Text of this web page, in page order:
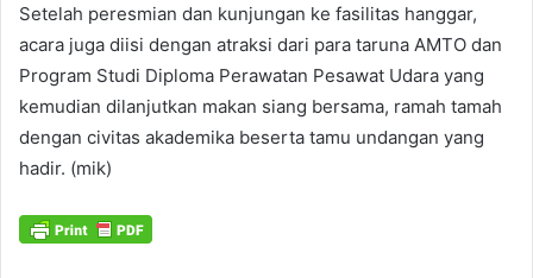
Setelah peresmian dan kunjungan ke fasilitas hanggar,
acara juga diisi dengan atraksi dari para taruna AMTO dan
Program Studi Diploma Perawatan Pesawat Udara yang
kemudian dilanjutkan makan siang bersama, ramah tamah
dengan civitas akademika beserta tamu undangan yang
hadir. (mik)